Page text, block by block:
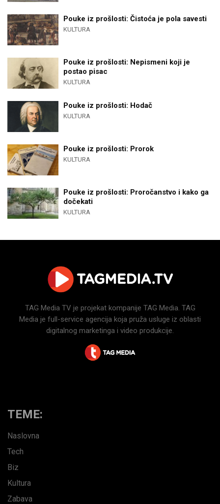
Pouke iz prošlosti: Čistoća je pola savesti
KULTURA
Pouke iz prošlosti: Nepismeni koji je
postao pisac
KULTURA
Pouke iz prošlosti: Hodač
KULTURA
Pouke iz prošlosti: Prorok
KULTURA
Pouke iz prošlosti: Proročanstvo i kako ga
dočekati
KULTURA
TAG Media TV je projekat kompanije TAG Media. TAG
Media je full-service agencija koja pruža usluge iz oblasti
digitalnog marketinga i video produkcije.
TEME:
Naslovna
Tech
Biz
Kultura
Zabava